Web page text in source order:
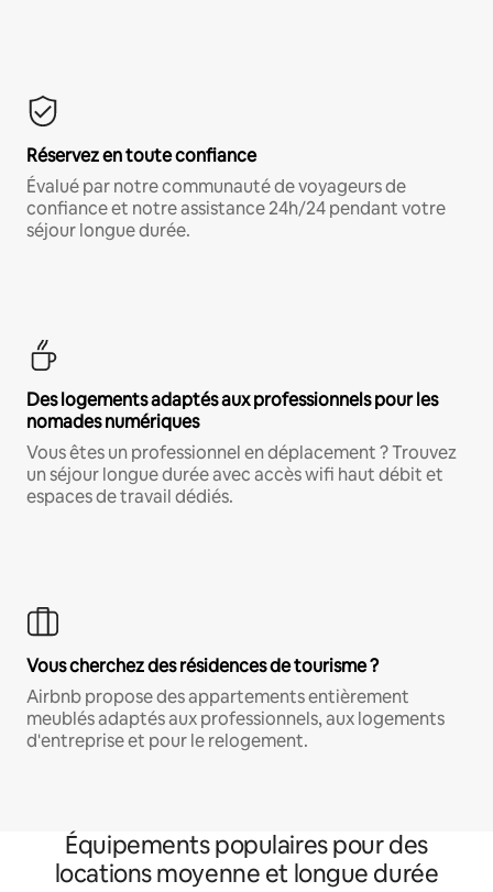
Réservez en toute confiance
Évalué par notre communauté de voyageurs de
confiance et notre assistance 24h/24 pendant votre
séjour longue durée.
Des logements adaptés aux professionnels pour les
nomades numériques
Vous êtes un professionnel en déplacement ? Trouvez
un séjour longue durée avec accès wifi haut débit et
espaces de travail dédiés.
Vous cherchez des résidences de tourisme ?
Airbnb propose des appartements entièrement
meublés adaptés aux professionnels, aux logements
d'entreprise et pour le relogement.
Équipements populaires pour des
locations moyenne et longue durée